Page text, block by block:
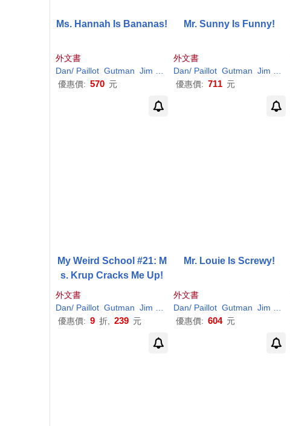
Ms. Hannah Is Bananas!
外文書
Dan/ Paillot Gutman Jim
優惠價: 570 元
Mr. Sunny Is Funny!
外文書
Dan/ Paillot Gutman Jim
優惠價: 711 元
My Weird School #21: M
s. Krup Cracks Me Up!
外文書
Dan/ Paillot Gutman Jim
優惠價: 9 折, 239 元
Mr. Louie Is Screwy!
外文書
Dan/ Paillot Gutman Jim
優惠價: 604 元